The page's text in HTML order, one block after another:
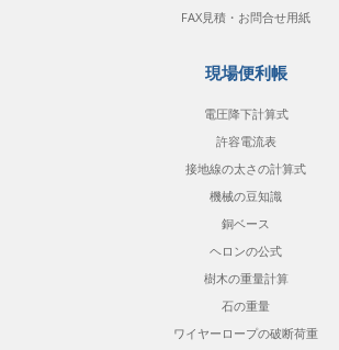
FAX見積・お問合せ用紙
現場便利帳
電圧降下計算式
許容電流表
接地線の太さの計算式
機械の豆知識
銅ベース
ヘロンの公式
樹木の重量計算
石の重量
ワイヤーロープの破断荷重